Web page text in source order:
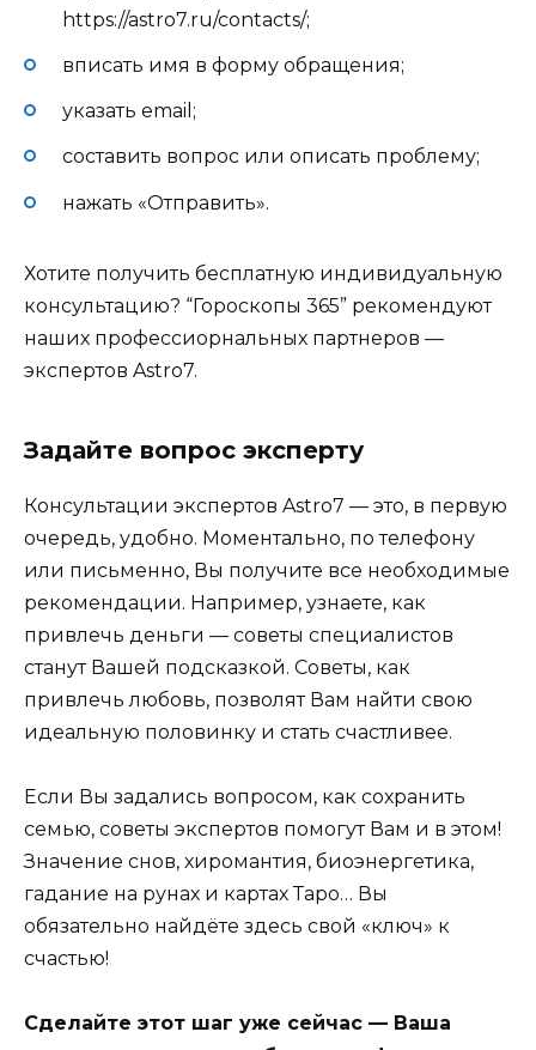
https://astro7.ru/contacts/;
вписать имя в форму обращения;
указать email;
составить вопрос или описать проблему;
нажать «Отправить».
Хотите получить бесплатную индивидуальную
консультацию? “Гороскопы 365” рекомендуют
наших профессиорнальных партнеров —
экспертов Astro7.
Задайте вопрос эксперту
Консультации экспертов Astro7 — это, в первую
очередь, удобно. Моментально, по телефону
или письменно, Вы получите все необходимые
рекомендации. Например, узнаете, как
привлечь деньги — советы специалистов
станут Вашей подсказкой. Советы, как
привлечь любовь, позволят Вам найти свою
идеальную половинку и стать счастливее.
Если Вы задались вопросом, как сохранить
семью, советы экспертов помогут Вам и в этом!
Значение снов, хиромантия, биоэнергетика,
гадание на рунах и картах Таро… Вы
обязательно найдёте здесь свой «ключ» к
счастью!
Сделайте этот шаг уже сейчас — Ваша